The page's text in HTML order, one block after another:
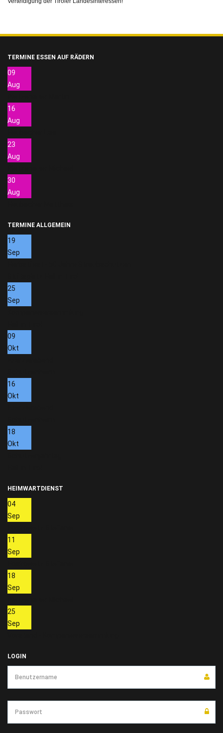
TERMINE ESSEN AUF RÄDERN
09
Aug
16
Aug
23
Aug
30
Aug
TERMINE ALLGEMEIN
19
Sep
25
Sep
09
Okt
16
Okt
18
Okt
HEIMWARTDIENST
04
Sep
11
Sep
18
Sep
25
Sep
LOGIN